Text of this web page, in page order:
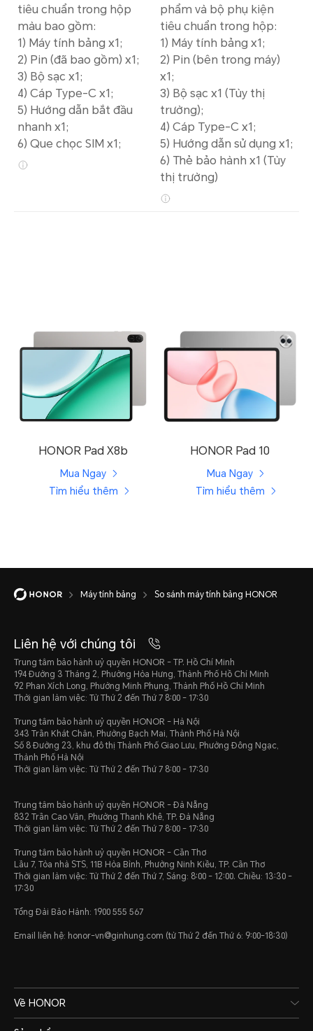
tiêu chuẩn trong hộp
màu bao gồm:
1) Máy tính bảng x1;
2) Pin (đã bao gồm) x1;
3) Bộ sạc x1;
4) Cáp Type-C x1;
5) Hướng dẫn bắt đầu
nhanh x1;
6) Que chọc SIM x1;
phẩm và bộ phụ kiện
tiêu chuẩn trong hộp:
1) Máy tính bảng x1;
2) Pin (bên trong máy)
x1;
3) Bộ sạc x1 (Tùy thị
trường);
4) Cáp Type-C x1;
5) Hướng dẫn sử dụng x1;
6) Thẻ bảo hành x1 (Tùy
thị trường)
HONOR Pad X8b
Mua Ngay
Tìm hiểu thêm
HONOR Pad 10
Mua Ngay
Tìm hiểu thêm
Máy tính bảng So sánh máy tính bảng HONOR
Liên hệ với chúng tôi
Trung tâm bảo hành uỷ quyền HONOR - TP. Hồ Chí Minh
194 Đường 3 Tháng 2, Phường Hòa Hưng, Thành Phố Hồ Chí Minh
92 Phan Xích Long, Phường Minh Phụng, Thành Phố Hồ Chí Minh
Thời gian làm việc: Từ Thứ 2 đến Thứ 7 8:00 - 17:30
Trung tâm bảo hành uỷ quyền HONOR - Hà Nội
343 Trần Khát Chân, Phường Bạch Mai, Thành Phố Hà Nội
Số 8 Đường 23, khu đô thị Thành Phố Giao Lưu, Phường Đông Ngạc,
Thành Phố Hà Nội
Thời gian làm việc: Từ Thứ 2 đến Thứ 7 8:00 - 17:30
Trung tâm bảo hành uỷ quyền HONOR - Đà Nẵng
832 Trần Cao Vân, Phường Thanh Khê, TP. Đà Nẵng
Thời gian làm việc: Từ Thứ 2 đến Thứ 7 8:00 - 17:30
Trung tâm bảo hành uỷ quyền HONOR - Cần Thơ
Lầu 7, Tòa nhà STS, 11B Hòa Bình, Phường Ninh Kiều, TP. Cần Thơ
Thời gian làm việc: Từ Thứ 2 đến Thứ 7, Sáng: 8:00 - 12:00. Chiều: 13:30 -
17:30
Tổng Đài Bảo Hành: 1900 555 567
Email liên hệ: honor-vn@ginhung.com (từ Thứ 2 đến Thứ 6: 9:00-18:30)
Về HONOR